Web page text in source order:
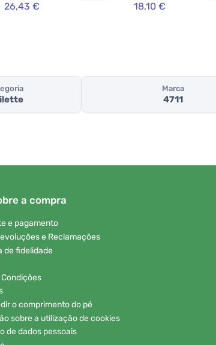
26,43 € 18,10 €
Marca
4711
a compra
e pagamento
e Reclamações
de fidelidade
o comprimento do pé
sobre a utilização de cookies
de dados pessoais